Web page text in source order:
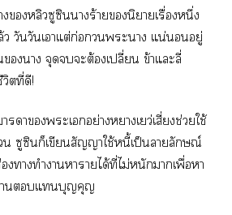
งหลิวซูซินาร้ายนิยายเรื่องหนึ่ง
วันวันเาแต่ก่อกวนะา แน่นอยู่
า จุดะต้องเปลี่ยน ข้าแะลี่
ตที่ดี!
าะเอย่างหาเว่เสี่ยงช่วยใช้
ซูซินก็เขียนสัญญาใช้หนี้เป็นาลักษณ์
าทำาาายได้ที่ไม่หนักาเพื่อา
าแบุญคุญ